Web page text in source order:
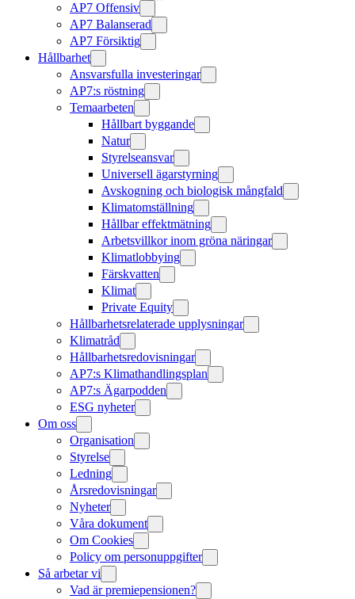
AP7 Offensiv
AP7 Balanserad
AP7 Försiktig
Hållbarhet
Ansvarsfulla investeringar
AP7:s röstning
Temaarbeten
Hållbart byggande
Natur
Styrelseansvar
Universell ägarstyrning
Avskogning och biologisk mångfald
Klimatomställning
Hållbar effektmätning
Arbetsvillkor inom gröna näringar
Klimatlobbying
Färskvatten
Klimat
Private Equity
Hållbarhetsrelaterade upplysningar
Klimatråd
Hållbarhetsredovisningar
AP7:s Klimathandlingsplan
AP7:s Ägarpodden
ESG nyheter
Om oss
Organisation
Styrelse
Ledning
Årsredovisningar
Nyheter
Våra dokument
Om Cookies
Policy om personuppgifter
Så arbetar vi
Vad är premiepensionen?